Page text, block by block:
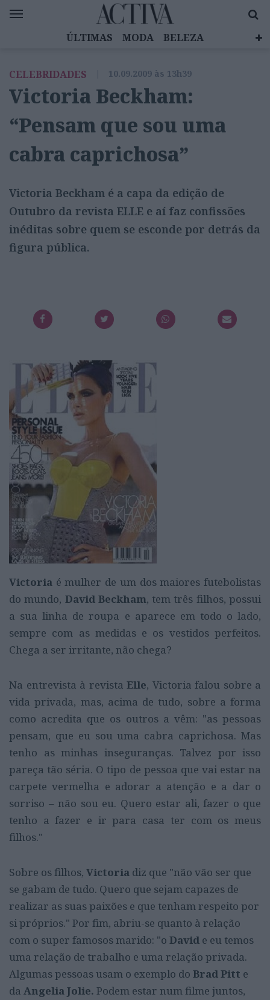
ÚLTIMAS MODA
BELEZA
EMOÇÕES
MULHERES INSPIRADORAS
DIZ QUEM SABE
ACTIVA BRAND STUDIO
CELEBRIDADES | 10.09.2009 às 13h39
Victoria Beckham:
“Pensam que sou uma
cabra caprichosa”
Victoria Beckham é a capa da edição de
Outubro da revista ELLE e aí faz confissões
inéditas sobre quem se esconde por detrás da
figura pública.
Victoria é mulher de um dos maiores futebolistas
do mundo, David Beckham, tem três filhos, possui
a sua linha de roupa e aparece em todo o lado,
sempre com as medidas e os vestidos perfeitos.
Chega a ser irritante, não chega?
Na entrevista à revista Elle, Victoria falou sobre a
vida privada, mas, acima de tudo, sobre a forma
como acredita que os outros a vêm: "as pessoas
pensam, que eu sou uma cabra caprichosa. Mas
tenho as minhas inseguranças. Talvez por isso
pareça tão séria. O tipo de pessoa que vai estar na
carpete vermelha e adorar a atenção e a dar o
sorriso – não sou eu. Quero estar ali, fazer o que
tenho a fazer e ir para casa ter com os meus
filhos."
Sobre os filhos, Victoria diz que "não vão ser que
se gabam de tudo. Quero que sejam capazes de
realizar as suas paixões e que tenham respeito por
si próprios." Por fim, abriu-se quanto à relação
com o super famosos marido: "o David e eu temos
uma relação de trabalho e uma relação privada.
Algumas pessoas usam o exemplo do Brad Pitt e
da Angelia Jolie. Podem estar num filme juntos,